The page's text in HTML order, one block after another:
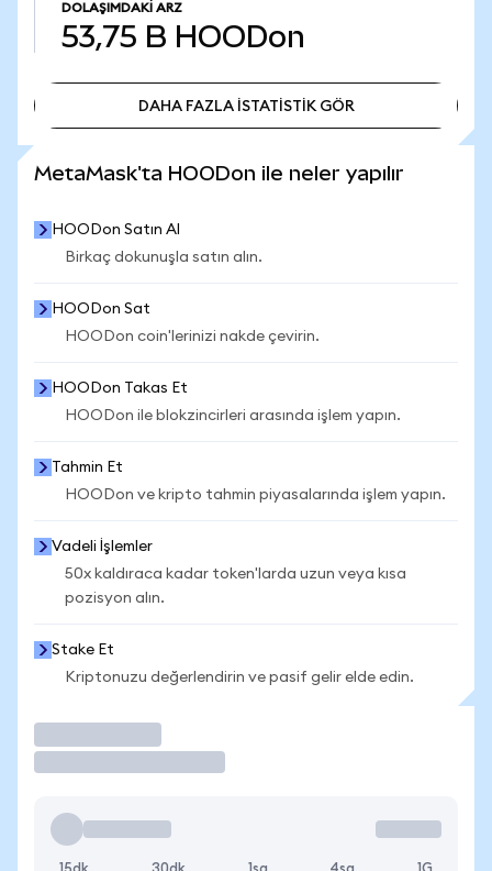
DOLAŞIMDAKI ARZ
53,75 B HOODon
DAHA FAZLA İSTATİSTİK GÖR
MetaMask'ta HOODon ile neler yapılır
HOODon Satın Al
Birkaç dokunuşla satın alın.
HOODon Sat
HOODon coin'lerinizi nakde çevirin.
HOODon Takas Et
HOODon ile blokzincirleri arasında işlem yapın.
Tahmin Et
HOODon ve kripto tahmin piyasalarında işlem yapın.
Vadeli İşlemler
50x kaldıraca kadar token'larda uzun veya kısa
pozisyon alın.
Stake Et
Kriptonuzu değerlendirin ve pasif gelir elde edin.